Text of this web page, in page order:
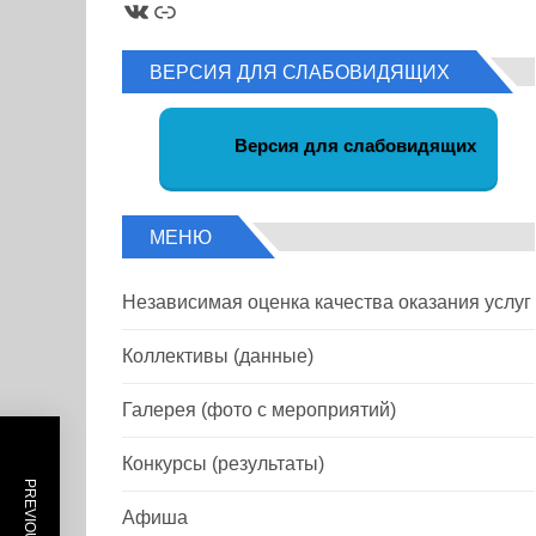
ВКонтакте
Ссылка
ВЕРСИЯ ДЛЯ СЛАБОВИДЯЩИХ
Версия для слабовидящих
МЕНЮ
Независимая оценка качества оказания услуг
Коллективы (данные)
Галерея (фото с мероприятий)
Конкурсы (результаты)
Афиша